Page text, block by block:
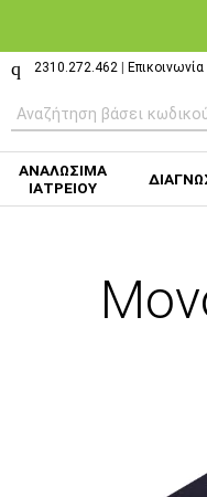
2310.272.462 Επικοινωνία
ΑΝΑΛΩΣΙΜΑ
ΙΑΤΡΕΙΟΥ